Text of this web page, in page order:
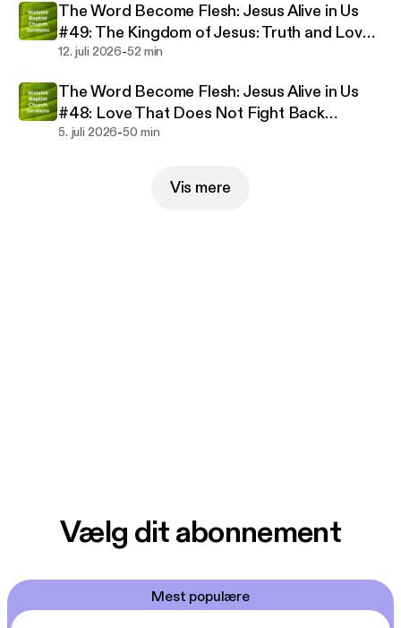
The Word Become Flesh: Jesus Alive in Us
#49: The Kingdom of Jesus: Truth and Love
(07/12/2026)
12. juli 2026-52 min
The Word Become Flesh: Jesus Alive in Us
#48: Love That Does Not Fight Back
(07/05/2026)
5. juli 2026-50 min
Vis mere
Vælg dit abonnement
Mest populære